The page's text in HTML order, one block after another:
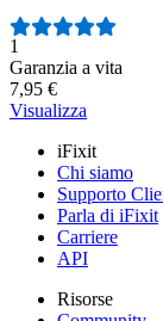
Numero di
1
Garanzia a vita
7,95 €
Visualizza
iFixit
Chi siamo
Supporto
Parla di iFixit
Carriere
API
Risorse